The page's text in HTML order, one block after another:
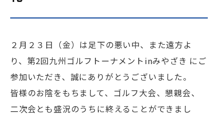
２月２３日（金）は足下の悪い中、また遠方よ
り、第2回九州ゴルフトーナメントinみやざき にご
参加いただき、誠にありがとうございました。
皆様のお陰をもちまして、ゴルフ大会、懇親会、
二次会とも盛況のうちに終えることができまし